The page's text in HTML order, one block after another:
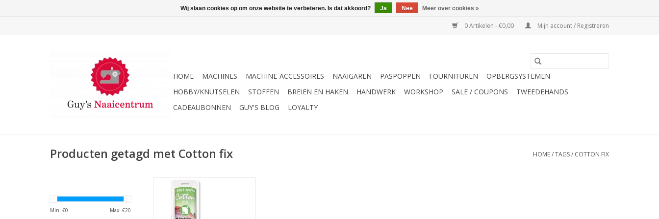
0 Artikelen - €0,00 Mijn account / Registreren
HOME MACHINES MACHINE-ACCESSOIRES NAAIGAREN PASPOPPEN FOURNITUREN
OPBERGSYSTEMEN
HOBBY/KNUTSELEN
STOFFEN BREIEN EN HAKEN HANDWERK WORKSHOP SALE / COUPONS
TWEEDEHANDS
CADEAUBONNEN
GUY'S BLOG LOYALTY
Producten getagd met Cotton fix HOME/TAGS/ COTTON FIX
Min: €0 Max: €20
Madeira Tear away Cotton Fix
TOEVOEGEN AAN WINKELWAGEN
Wij slaan cookies op om onze website te verbeteren. Is dat akkoord? Ja Nee Meer over cookies »